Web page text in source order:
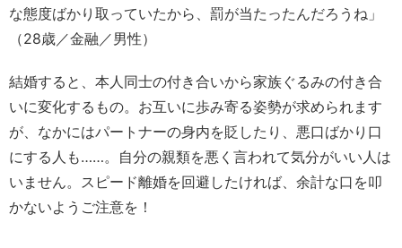
な態度ばかり取っていたから、罰が当たったんだろうね」
（28歳／金融／男性）
結婚すると、本人同士の付き合いから家族ぐるみの付き合
いに変化するもの。お互いに歩み寄る姿勢が求められます
が、なかにはパートナーの身内を貶したり、悪口ばかり口
にする人も……。自分の親類を悪く言われて気分がいい人は
いません。スピード離婚を回避したければ、余計な口を叩
かないようご注意を！